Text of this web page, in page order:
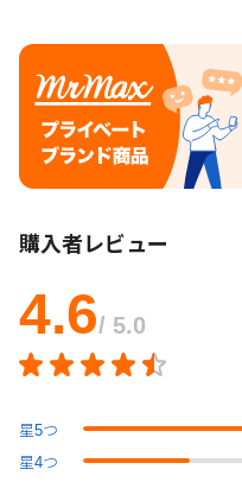
購入者レビュー
4.6/ 5.0
星5つ
星4つ